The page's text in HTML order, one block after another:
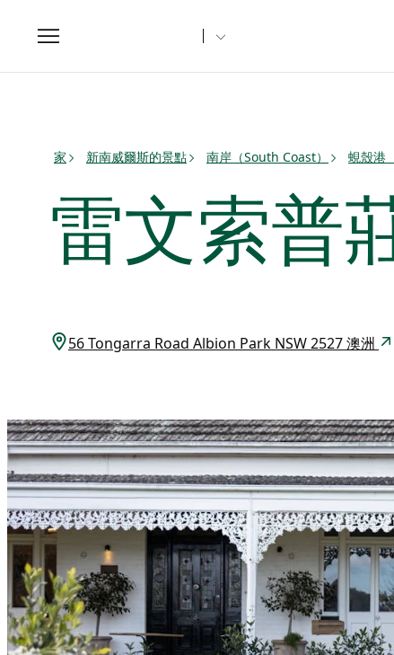
Toggle
navigation
家 新南威爾斯的景點 南岸（South Coast） 蜆殼港
雷文索普
56 Tongarra Road Albion Park NSW 2527 澳洲